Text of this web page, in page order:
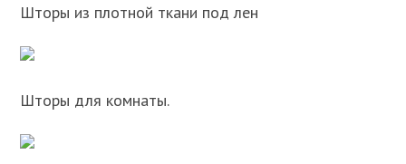
Шторы из плотной ткани под лен
Шторы для комнаты.